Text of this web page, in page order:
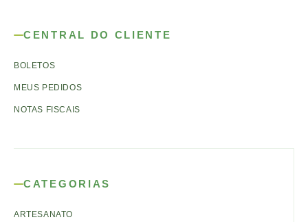
CENTRAL DO CLIENTE
BOLETOS
MEUS PEDIDOS
NOTAS FISCAIS
CATEGORIAS
ARTESANATO